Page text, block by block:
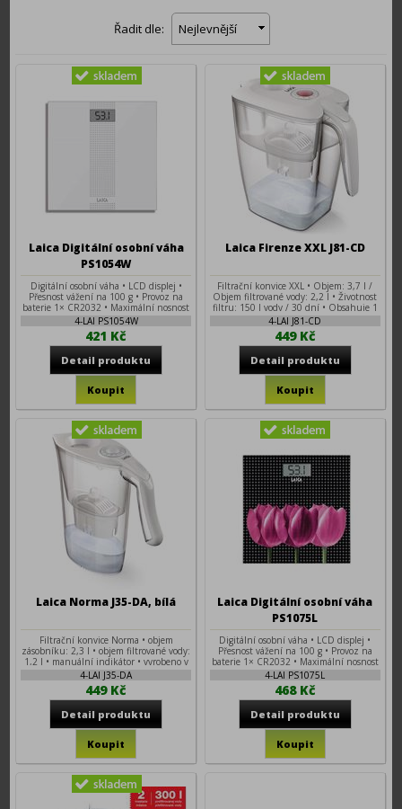
Řadit dle: Nejlevnější
Laica Digitální osobní váha
PS1054W
Digitální osobní váha • LCD displej •
Přesnost vážení na 100 g • Provoz na
baterie 1× CR2032 • Maximální nosnost
180 kg • Automatické vypnutí •
Ukazatel jednotek kg / lb / st
4-LAI PS1054W
421 Kč
Laica Firenze XXL J81-CD
Filtrační konvice XXL • Objem: 3,7 l /
Objem filtrované vody: 2,2 l • Životnost
filtru: 150 l vody / 30 dní • Obsahuje 1
kus filtru Bi-flux
4-LAI J81-CD
449 Kč
Laica Norma J35-DA, bílá
Filtrační konvice Norma • objem
zásobníku: 2,3 l • objem filtrované vody:
1,2 l • manuální indikátor • vyrobeno v
Itálii • QuickFill otvor • bez BPA • 1 ks
filtru v balení
4-LAI J35-DA
449 Kč
Laica Digitální osobní váha
PS1075L
Digitální osobní váha • LCD displej •
Přesnost vážení na 100 g • Provoz na
baterie 1× CR2032 • Maximální nosnost
180 kg • Ukazatel jednotek KG / LB / ST
4-LAI PS1075L
468 Kč